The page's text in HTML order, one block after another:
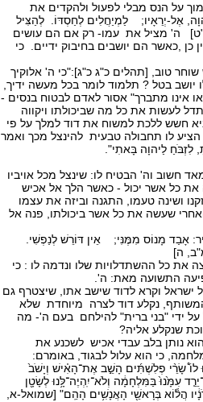
על הנס מבלי לפעול ולהקדים את
אֶל-יְרֵאָיו; לַמְיַחֲלִים לְחַסְדּוֹ. לְהַצִּיל
ה' מציל את עמו- רק אם הם עושים
,כאשר הם יושבים בחיבוק ידיים. כי
טוב, [תהלים כ"ג כ"ג]:"כי ה' אלוקיך
יושב בטל ? תלמוד לומר בכל מעשה ידיך,
אינו מתברך" אסור לאדם לבטוח בנסים -
לעשות את כל מה שביכולתו ויקווה
חשש ללכת למשוח את דוד למלך על פי
לו תחבולה טבעית להינצל מכך ואמר
לִזְבֹּחַ לַיהוָה בָּאתִי".
חשוב וה' הבטיח לו: שינצל מכל אויביו
כל אשר יכול - כאשר הלך אל אכיש
ושינה טעמו, התגנה וביזה את עצמו
שעשה את כל אשר ביכולתו, פנה אל
אָבַד מָנוֹס מִמֶּנִּי; אֵין דּוֹרֵשׁ לְנַפְשִׁי.
ה]
את כל ההשתדלויות שלו ונדמה לו : כי
התשועה מאת: ה'.
וקרא לדוד שישב אתו, שיצטרף גם
נקלע דוד לצרה מיוחדת שלא
על ידי "בני ברית" להילחם בעם ה'- מה
שנקלע אליה?
נותן בלב עבדי אכיש לשכנע את
כי הוא עלול לבגוד, באומרם:
לוֹ֩ שָׂרֵ֨י פְלִשְׁתִּ֜ים הָשֵׁ֣ב אֶת־הָאִ֗ישׁ וְיָשֹׁב֙
עִמָּ֙נוּ֙ בַּמִּלְחָמָ֔ה וְלֹא־יִֽהְיֶה־לָּ֥נוּ לְשָׂטָ֖ן
הֲל֕וֹא בְּרָאשֵׁ֖י הָאֲנָשִׁ֥ים הָהֵֽם" [שמואל-א,